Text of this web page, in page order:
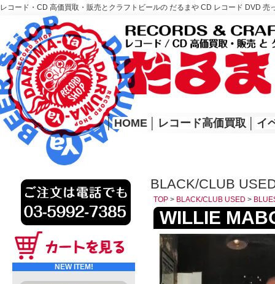
レコード・CD 高価買取・販売とクラフトビールの だるまや CD レコード DVD
レコード高価買取はこちら
HOME
│ HOME レコード高価買取 イ
NEW ITEM!
BLACK/CLUB
TOP > BLACK/CLUB USED >
WILLIE